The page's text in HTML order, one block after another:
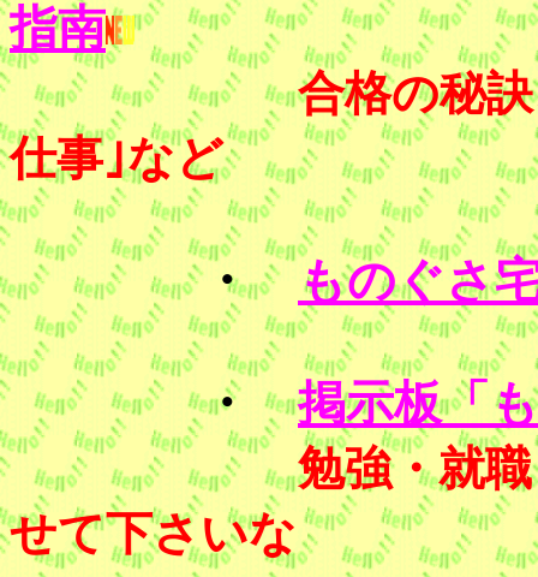
指南
合格の秘
仕事｣など
・ものぐさ
・掲示板「
勉強・就
せて下さいな